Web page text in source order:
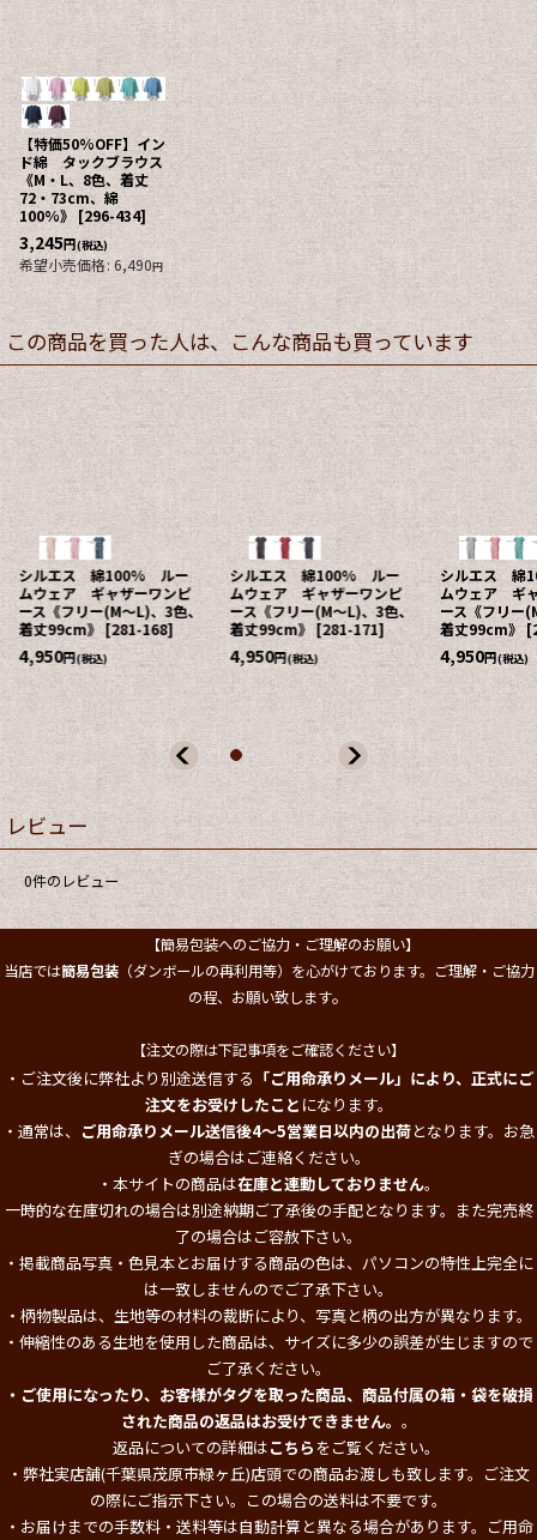
【特価50%OFF】イン
ド綿 タックブラウス
《M・L、8色、着丈
72・73cm、綿
100%》 [296-434]
3,245円(税込)
希望小売価格: 6,490円
この商品を買った人は、こんな商品も買っています
シルエス 綿100% ルー
ムウェア ギャザーワンピ
ース《フリー(M〜L)、3色、
着丈99cm》[281-168]
4,950円(税込)
シルエス 綿100% ルー
ムウェア ギャザーワンピ
ース《フリー(M〜L)、3色、
着丈99cm》 [281-171]
4,950円(税込)
シルエス 綿
ムウェア ギ
ース《フリー
着丈99cm》[
4,950円(税込)
レビュー
0件のレビュー
【簡易包装へのご協力・ご理解のお願い】
当店では簡易包装（ダンボールの再利用等）を心がけております。ご理解・ご協力
の程、お願い致します。
【注文の際は下記事項をご確認ください】
・ご注文後に弊社より別途送信する 「ご用命承りメール」により、正式にご
注文をお受けしたこと になります。
・通常は、 ご用命承りメール送信後4～5営業日以内の出荷となります。お急
ぎの場合はご連絡ください。
・本サイトの商品は在庫と連動しておりません。
一時的な在庫切れの場合は別途納期ご了承後の手配となります。また完売終
了の場合はご容赦下さい。
・掲載商品写真・色見本とお届けする商品の色は、パソコンの特性上完全に
は一致しませんのでご了承下さい。
・柄物製品は、生地等の材料の裁断により、写真と柄の出方が異なります。
・伸縮性のある生地を使用した商品は、サイズに多少の誤差が生じますので
ご了承ください。
・ご使用になったり、お客様がタグを取った商品、商品付属の箱・袋を破損
された商品の返品はお受けできません。 。
返品についての詳細はこちらをご覧ください。
・弊社実店舗(千葉県茂原市緑ヶ丘)店頭での商品お渡しも致します。ご注文
の際にご指示下さい。この場合の送料は不要です。
・お届けまでの手数料・送料等は自動計算と異なる場合があります。ご用命